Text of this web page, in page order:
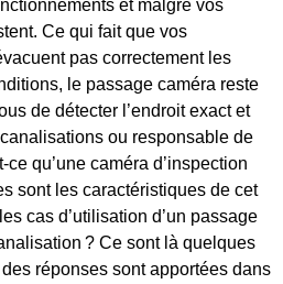
et malgré vos
Ce qui fait que vos
pas correctement les
le passage caméra reste
de détecter l’endroit exact et
ou responsable de
qu’une caméra d’inspection
sont les caractéristiques de cet
cas d’utilisation d’un passage
? Ce sont là quelques
réponses sont apportées dans